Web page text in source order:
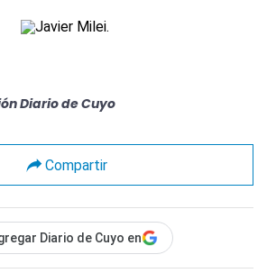
Diario de Cuyo
Compartir
Diario de Cuyo en